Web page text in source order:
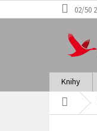
Prejsť
02/50
Knihy
Domov